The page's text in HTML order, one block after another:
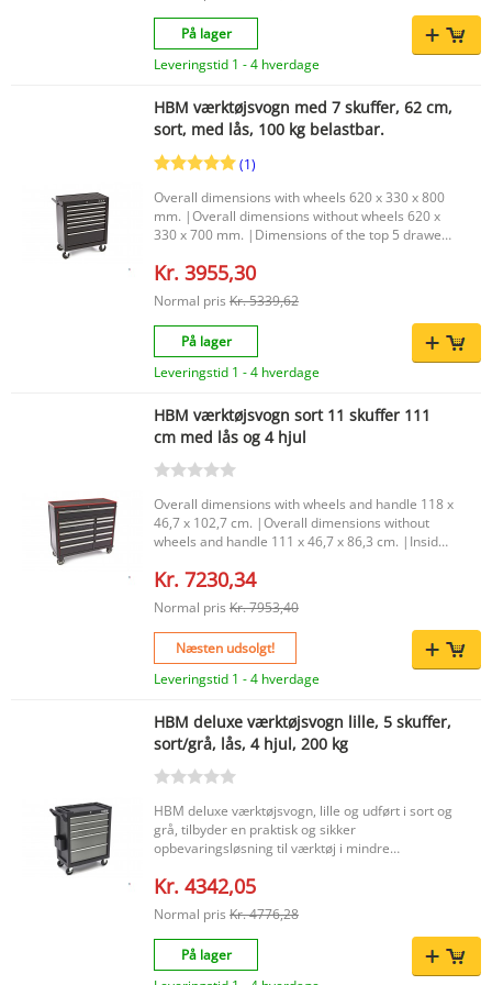
la. |
På lager
Leveringstid 1 - 4 hverdage
HBM værktøjsvogn med 7 skuffer, 62 cm,
sort, med lås, 100 kg belastbar.
(1)
Overall dimensions with wheels 620 x 330 x 800
mm. |Overall dimensions without wheels 620 x
330 x 700 mm. |Dimensions of the top 5 drawers
Kr. 3955,30
Normal pris Kr. 5339,62
På lager
Leveringstid 1 - 4 hverdage
HBM værktøjsvogn sort 11 skuffer 111
cm med lås og 4 hjul
Overall dimensions with wheels and handle 118 x
46,7 x 102,7 cm. |Overall dimensions without
wheels and handle 111 x 46,7 x 86,3 cm. |Inside
cm. |Inside dimensions of the top right drawer
50 Kg. per la. |
Kr. 7230,34
Normal pris Kr. 7953,40
Næsten udsolgt!
Leveringstid 1 - 4 hverdage
HBM deluxe værktøjsvogn lille, 5 skuffer,
sort/grå, lås, 4 hjul, 200 kg
HBM deluxe værktøjsvogn, lille og udført i sort og
grå, tilbyder en praktisk og sikker
opbevaringsløsning til værktøj i mindre
centrallås og 2 nøgler opbevarer du dit værktøj
overskueligt. Takket være den kompakte
størrelse, drejehjulene med bremse og det
robuste håndtag kan du nemt flytte
værktøjsvognen til den ønskede plads. Vigtigste
fordele Kompakt værktøjsvogn med 5 skuffer til
Kr. 4342,05
Normal pris Kr. 4776,28
På lager